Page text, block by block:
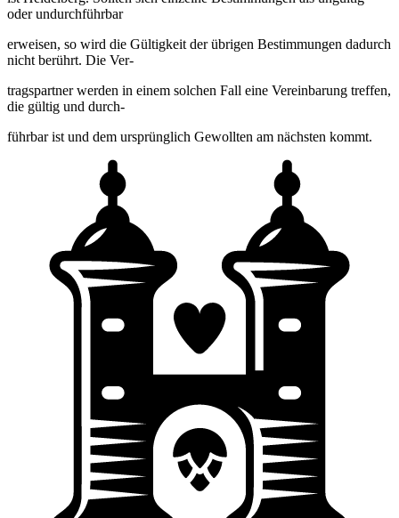
oder undurchführbar
erweisen, so wird die Gültigkeit der übrigen Bestimmungen dadurch
nicht berührt. Die Ver-
tragspartner werden in einem solchen Fall eine Vereinbarung treffen,
die gültig und durch-
führbar ist und dem ursprünglich Gewollten am nächsten kommt.